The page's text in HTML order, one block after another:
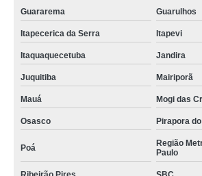
oxigenoterapia tratamento de pé diabético
clínica que faz traqueostomia oxigenoterapia
oxigenoterapia Massaranduba
oxigenoterapia para tratamento de diabéticos
oxigenoterapia tratamento de diabéticos agendar
Guararema Guarulhos
Itapecerica da Serra Itapevi
Itaquaquecetuba Jandira
Juquitiba Mairiporã
Mauá Mogi das
Osasco Pirapora
Poá
Região
Paulo